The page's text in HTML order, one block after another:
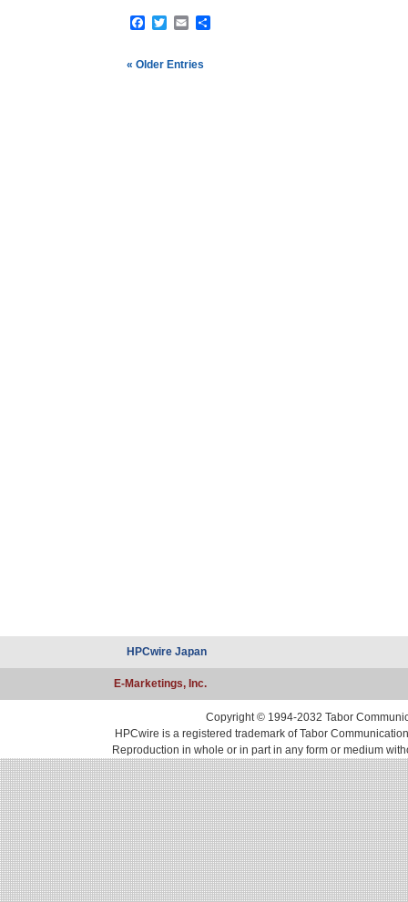
Facebook
TwitterEmail
共
« Older Entries
HPCwire Japan
E-Marketings, Inc.
Copyright © 1994-2032 Tabor
HPCwire is a registered trademark of Tabor
Reproduction in whole or in part in any form or medium